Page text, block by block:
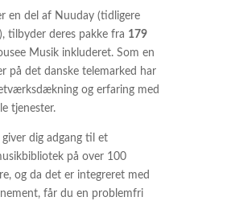
en del af Nuuday (tidligere
tilbyder deres pakke fra 179
Musik inkluderet. Som en
på det danske telemarked har
og erfaring med
tjenester.
giver dig adgang til et
på over 100
og da det er integreret med
får du en problemfri